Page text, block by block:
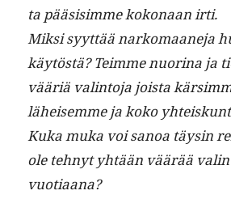
ta pää­sisimme kokon­aan irti.
Mik­si syyt­tää narko­maane­ja
käytöstä? Teimme nuo­ri­na ja
vääriä val­in­to­ja joista
läheisemme ja koko
Kuka muka voi sanoa täysin
ole tehnyt yhtään väärää
vuotiaana?